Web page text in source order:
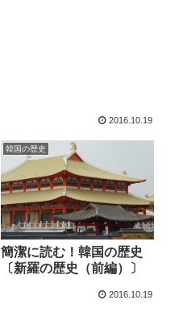
2016.10.19
韓国の歴史
簡潔に読む！韓国の歴史
〔新羅の歴史（前編）〕
2016.10.19